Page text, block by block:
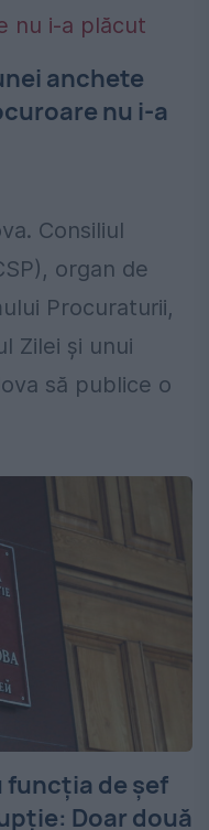
anchete
nu i-a
Consiliul
organ de
Procuraturii,
Zilei şi unui
să publice o
funcția de șef
Doar două